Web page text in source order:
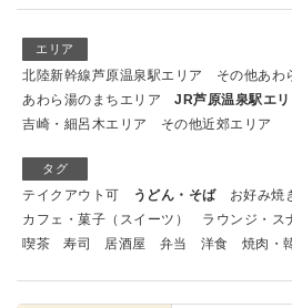
エリア
北陸新幹線芦原温泉駅エリア
その他あわ
あわら湯のまちエリア
JR芦原温泉駅エ
吉崎・細呂木エリア
その他近郊エリア
タグ
テイクアウト可 うどん・そば
お好み焼
カフェ・菓子（スイーツ）
ラウンジ・ス
喫茶
寿司 居酒屋 弁当 洋食 焼肉・